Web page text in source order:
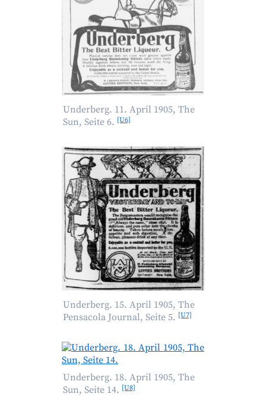
Underberg. 11. April 1905, The
Sun, Seite 6. [U6]
Underberg. 15. April 1905, The
Pensacola Journal, Seite 5. [U7]
Underberg. 18. April 1905, The
Sun, Seite 14. [U8]